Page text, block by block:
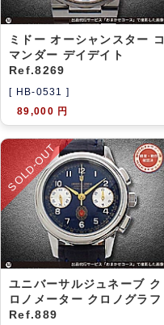
ミドー オーシャンスター コ
マンダー デイデイト
Ref.8269
[ HB-0531 ]
89,000 円
SOLD-OUT
ユニバーサルジュネーブ ク
ロノメーター クロノグラフ
Ref.889